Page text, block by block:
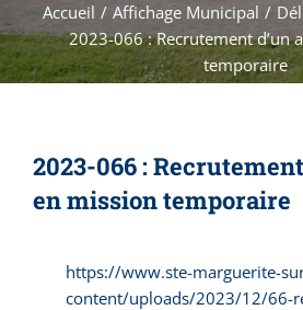
Accueil / Affichage Municipal /
2023-066 : Recrutement d’un
temporaire
2023-066 :
en mission temporaire
https://www.ste-marguerite-
content/uploads/2023/12/66-